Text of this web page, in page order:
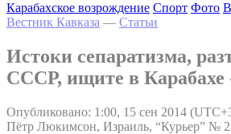
Карабахское возрождение Спорт Фото
Вестник Кавказа — Статьи
Истоки сепаратизма,
СССР, ищите в Карабахе
Опубликовано: 1:00, 15 сен 2014
Пётр Люкимсон, Израиль, “Курьер” №